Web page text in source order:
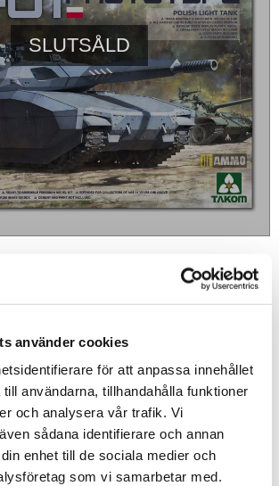
använder cookies
för att anpassa innehållet
användarna, tillhandahålla funktioner
och analysera vår trafik. Vi
sådana identifierare och annan
enhet till de sociala medier och
som vi samarbetar med.
SLUTSÅLD
Lägg till i favoriter
Slutsåld
TAK2127